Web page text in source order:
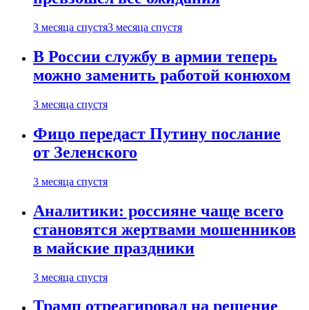
3 месяца спустя3 месяца спустя
В России службу в армии теперь
можно заменить работой конюхом
3 месяца спустя
Фицо передаст Путину послание
от Зеленского
3 месяца спустя
Аналитики: россияне чаще всего
становятся жертвами мошенников
в майские праздники
3 месяца спустя
Трамп отреагировал на решение